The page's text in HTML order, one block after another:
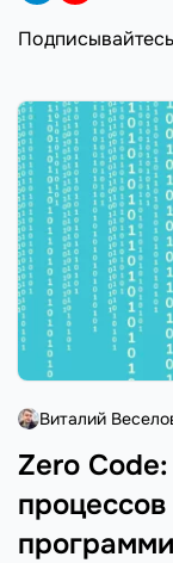
Подписывайтесь
Zero
Виталий